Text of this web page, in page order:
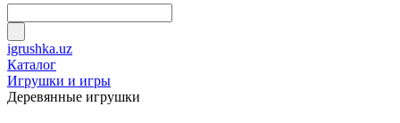
igrushka.uz
Каталог
Игрушки и игры
Деревянные игрушки